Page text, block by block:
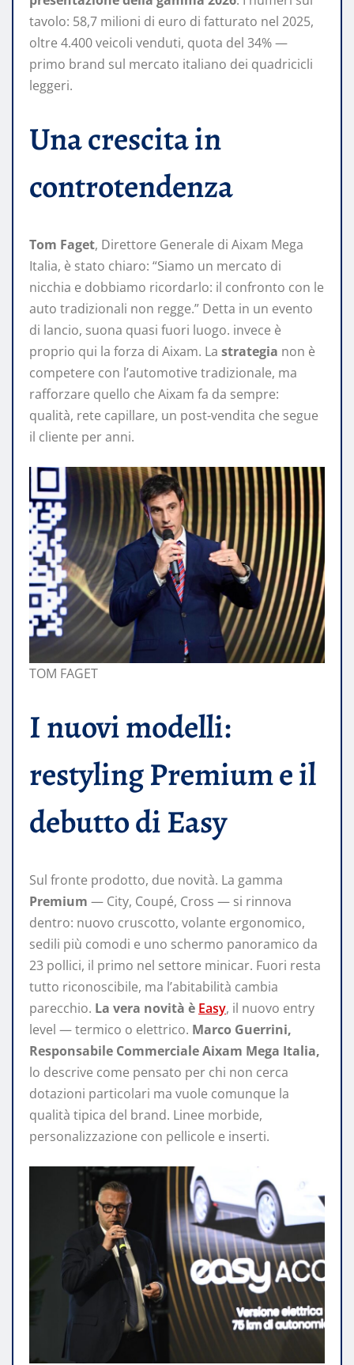
tavolo: 58,7 milioni di euro di fatturato nel 2025,
oltre 4.400 veicoli venduti, quota del 34% —
primo brand sul mercato italiano dei quadricicli
leggeri.
Una crescita in
controtendenza
Tom Faget, Direttore Generale di Aixam Mega
Italia, è stato chiaro: “Siamo un mercato di
nicchia e dobbiamo ricordarlo: il confronto con le
auto tradizionali non regge.” Detta in un evento
di lancio, suona quasi fuori luogo. invece è
proprio qui la forza di Aixam. La strategia non è
competere con l’automotive tradizionale, ma
rafforzare quello che Aixam fa da sempre:
qualità, rete capillare, un post-vendita che segue
il cliente per anni.
TOM FAGET
I nuovi modelli:
restyling Premium e il
debutto di Easy
Sul fronte prodotto, due novità. La gamma
Premium — City, Coupé, Cross — si rinnova
dentro: nuovo cruscotto, volante ergonomico,
sedili più comodi e uno schermo panoramico da
23 pollici, il primo nel settore minicar. Fuori resta
tutto riconoscibile, ma l’abitabilità cambia
parecchio. La vera novità è Easy, il nuovo entry
level — termico o elettrico. Marco Guerrini,
Responsabile Commerciale Aixam Mega Italia,
lo descrive come pensato per chi non cerca
dotazioni particolari ma vuole comunque la
qualità tipica del brand. Linee morbide,
personalizzazione con pellicole e inserti.